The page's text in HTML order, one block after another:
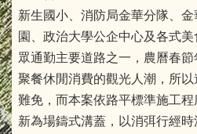
新生國小、消防局金華分隊、
園、政治大學公企中心及各式
眾通勤主要道路之一，農曆春
聚餐休閒消費的觀光人潮，所
難免，而本案依路平標準施工
新為場鑄式溝蓋，以消弭行經